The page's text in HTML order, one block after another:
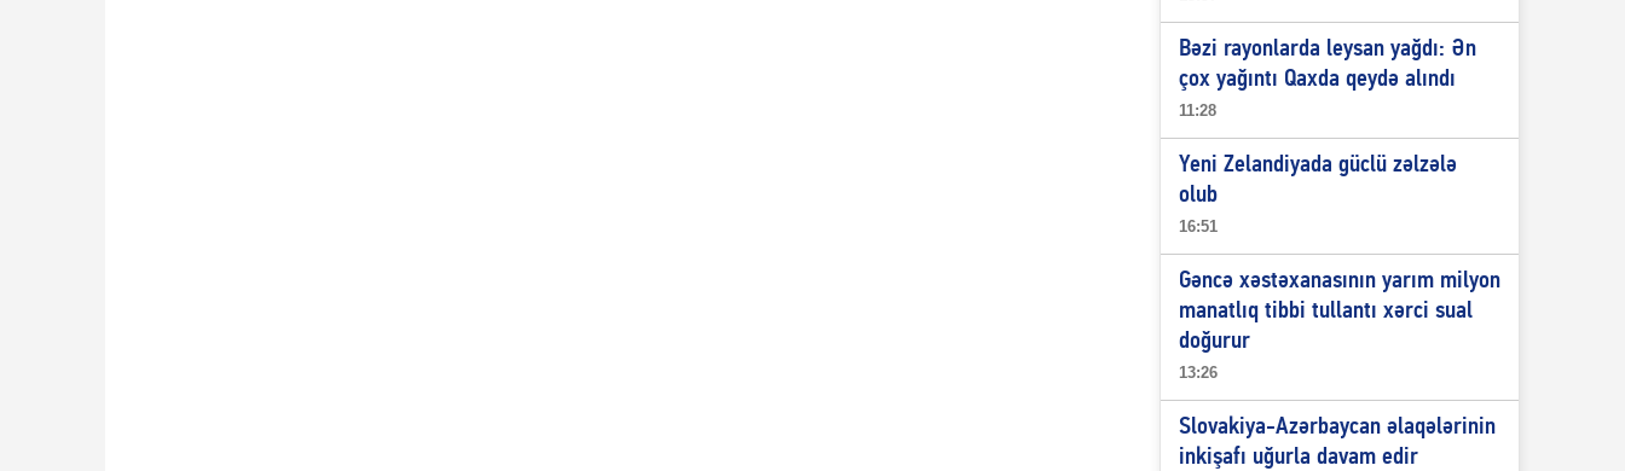
Bəzi rayonlarda leysan yağdı: Ən
çox yağıntı Qaxda qeydə alındı
11:28
Yeni Zelandiyada güclü zəlzələ
olub
16:51
Gəncə xəstəxanasının yarım milyon
manatlıq tibbi tullantı xərci sual
doğurur
13:26
Slovakiya-Azərbaycan əlaqələrinin
inkişafı uğurla davam edir